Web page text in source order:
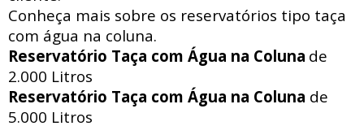
Conheça mais sobre os reservatórios tipo taça
com água na coluna.
Reservatório Taça com Água na Coluna de
2.000 Litros
Reservatório Taça com Água na Coluna de
5.000 Litros